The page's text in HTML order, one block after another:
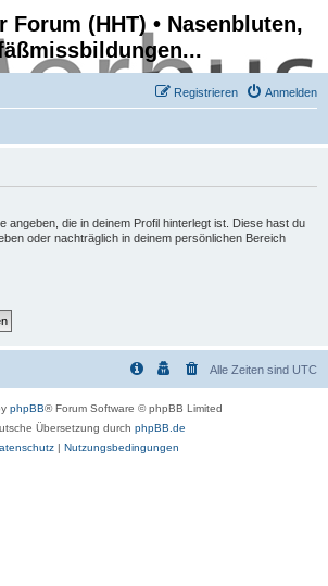
Forum (HHT) • Nasenbluten,
Anmelden
Registrieren
angeben, die in deinem Profil hinterlegt ist. Diese hast du
oder nachträglich in deinem persönlichen Bereich
Alle Zeiten sind UTC
phpBB® Forum Software © phpBB Limited
Übersetzung durch phpBB.de
| Nutzungsbedingungen